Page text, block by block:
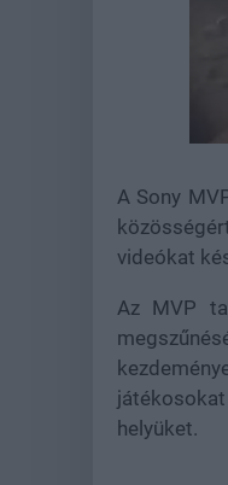
A Sony
videókat
Az MVP
helyüket.